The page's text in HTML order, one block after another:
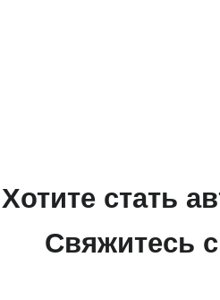
Хотите стать
Свяжитесь